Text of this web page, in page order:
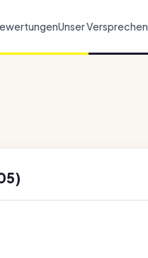
Unser Versprechen